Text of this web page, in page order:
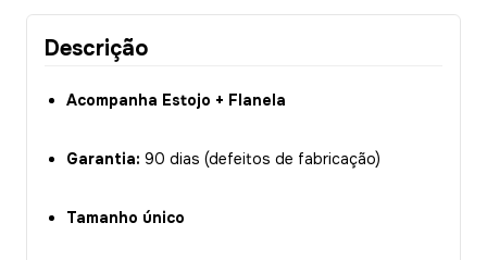
Descrição
Acompanha Estojo + Flanela
Garantia: 90 dias (defeitos de fabricação)
Tamanho único